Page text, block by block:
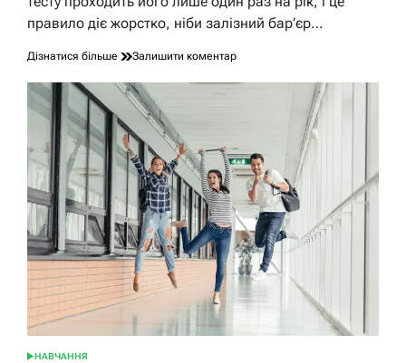
правило діє жорстко, ніби залізний бар’єр…
Дізнатися більше Залишити коментардо
можна
2026:
правила,
умови
та
реальні
шляхи
вперед
НАВЧАННЯ